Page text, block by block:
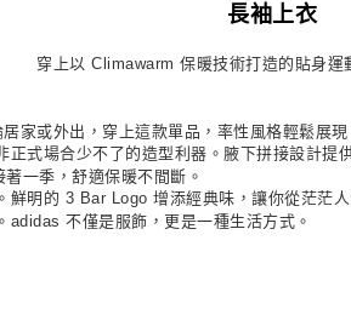
長袖上衣
穿上以 Climawarm 保暖技術打造的貼身運
家或外出，穿上這款單品，率性風格輕鬆展現
式場合少不了的造型利器。腋下拼接設計提
一季，舒適保暖不間斷。
明的 3 Bar Logo 增添經典味，讓你從茫茫人
不僅是服飾，更是一種生活方式。